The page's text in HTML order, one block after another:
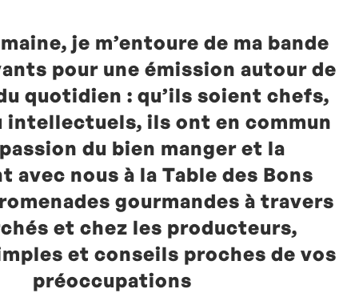
je m’entoure de ma bande
pour une émission autour de
quotidien : qu’ils soient chefs,
ils ont en commun
du bien manger et la
avec nous à la Table des Bons
gourmandes à travers
et chez les producteurs,
et conseils proches de vos
préoccupations